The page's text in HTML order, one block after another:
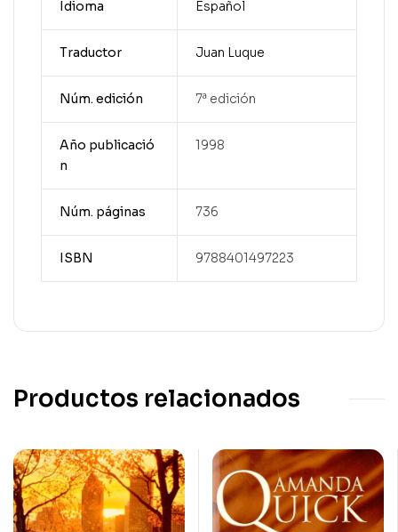
Idioma Español
Traductor Juan Luque
Núm. edición 7ª edición
Año publicació
n
1998
Núm. páginas 736
ISBN 9788401497223
Productos relacionados